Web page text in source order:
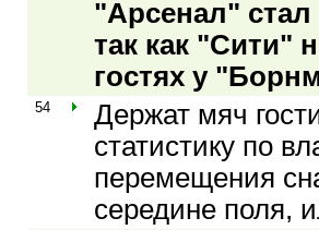
"Арсенал"
так как "Сити"
гостях у
54
Держат мяч
статистику по
перемещения
середине поля,